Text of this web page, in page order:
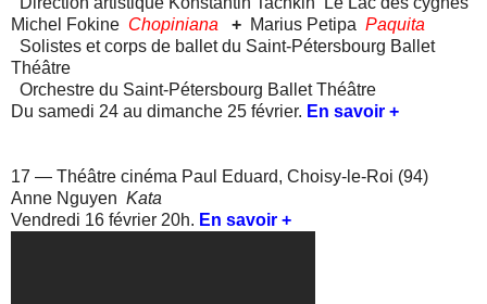
Michel Fokine Chopiniana + Marius Petipa Paquita
Solistes et corps de ballet du Saint-Pétersbourg Ballet
Théâtre
Orchestre du Saint-Pétersbourg Ballet Théâtre
Du samedi 24 au dimanche 25 février. En savoir +
17 — Théâtre cinéma Paul Eduard, Choisy-le-Roi (94)
Anne Nguyen Kata
Vendredi 16 février 20h. En savoir +